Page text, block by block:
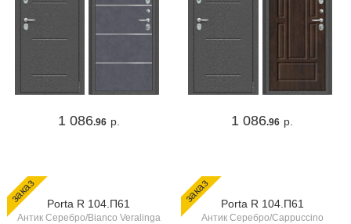
1 086.96 р. 1 086.96 р.
заказ Porta R 104.П61
Антик Серебро/Bianco Veralinga
заказ Porta R 104.П61
Антик Серебро/Cappuccino